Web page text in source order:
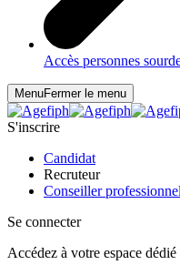
Accès personnes
MenuFermer le menu
S'inscrire
Candidat
Recruteur
Conseiller professionnel
Se connecter
Accédez à votre espace dédié